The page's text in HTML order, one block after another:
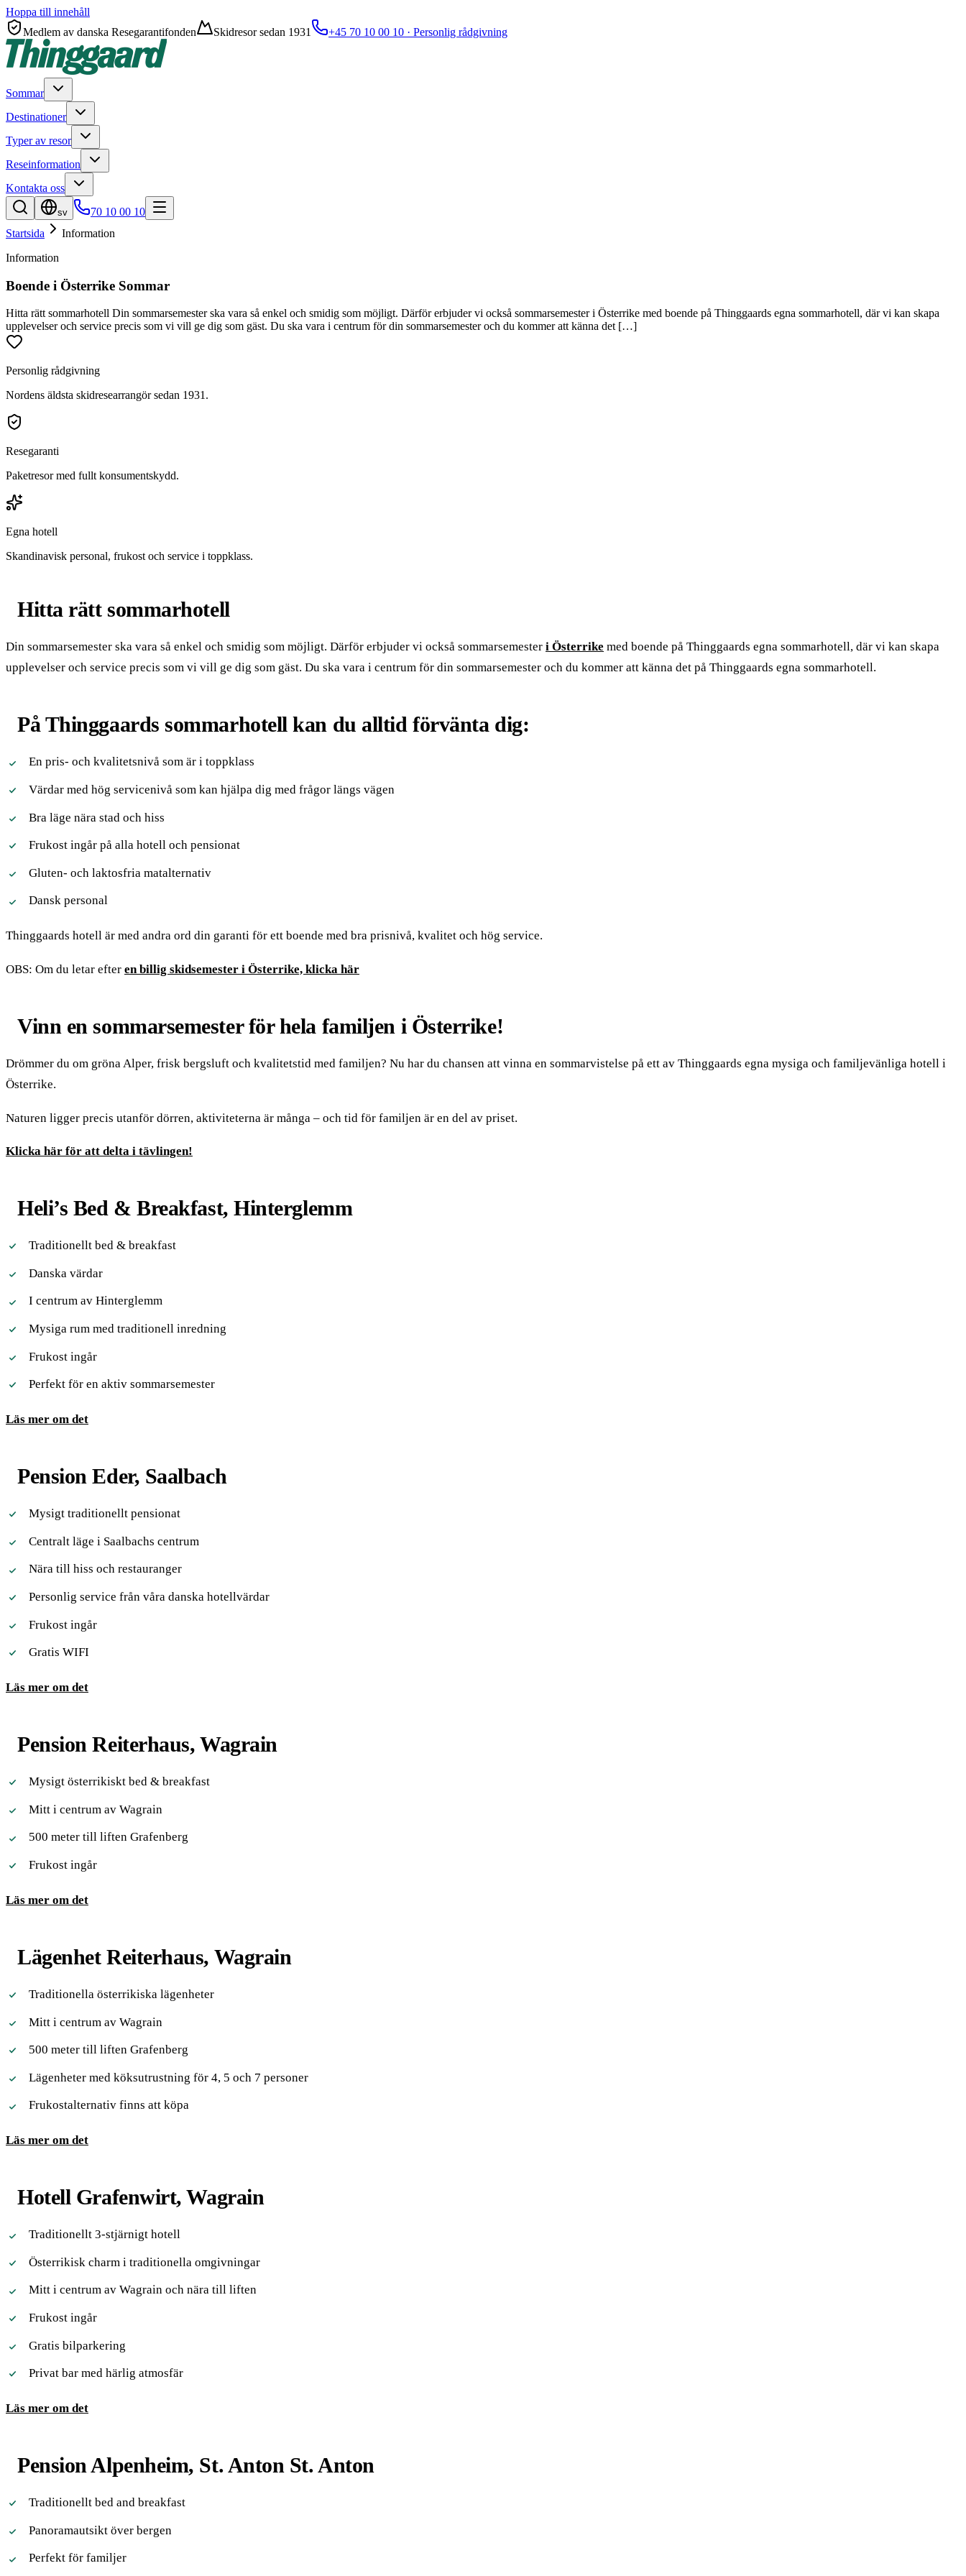
Hoppa till innehåll
Medlem av danska Resegarantifonden
Skidresor sedan 1931 +45 70 10 00 10 · Personlig rådgivning
Sommar
Destinationer
Typer av resor
Reseinformation
Kontakta oss
sv
70 10 00 10
Startsida
Information
Information
Boende i Österrike Sommar
Hitta rätt sommarhotell Din sommarsemester ska vara så enkel och smidig som möjligt. Därför erbjuder vi också sommarsemester i Österrike med boende på Thinggaards egna sommarhotell, där vi kan skapa
upplevelser och service precis som vi vill ge dig som gäst. Du ska vara i centrum för din sommarsemester och du kommer att känna det […]
Personlig rådgivning
Nordens äldsta skidresearrangör sedan 1931.
Resegaranti
Paketresor med fullt konsumentskydd.
Egna hotell
Skandinavisk personal, frukost och service i toppklass.
Hitta rätt sommarhotell
Din sommarsemester ska vara så enkel och smidig som möjligt. Därför erbjuder vi också sommarsemester i Österrike med boende på Thinggaards egna sommarhotell, där vi kan skapa
upplevelser och service precis som vi vill ge dig som gäst. Du ska vara i centrum för din sommarsemester och du kommer att känna det på Thinggaards egna sommarhotell.
På Thinggaards sommarhotell kan du alltid förvänta dig:
En pris- och kvalitetsnivå som är i toppklass
Värdar med hög servicenivå som kan hjälpa dig med frågor längs vägen
Bra läge nära stad och hiss
Frukost ingår på alla hotell och pensionat
Gluten- och laktosfria matalternativ
Dansk personal
Thinggaards hotell är med andra ord din garanti för ett boende med bra prisnivå, kvalitet och hög service.
OBS: Om du letar efter en billig skidsemester i Österrike, klicka här
Vinn en sommarsemester för hela familjen i Österrike!
Drömmer du om gröna Alper, frisk bergsluft och kvalitetstid med familjen? Nu har du chansen att vinna en sommarvistelse på ett av Thinggaards egna mysiga och familjevänliga hotell i
Österrike.
Naturen ligger precis utanför dörren, aktiviteterna är många – och tid för familjen är en del av priset.
Klicka här för att delta i tävlingen!
Heli’s Bed & Breakfast, Hinterglemm
Traditionellt bed & breakfast
Danska värdar
I centrum av Hinterglemm
Mysiga rum med traditionell inredning
Frukost ingår
Perfekt för en aktiv sommarsemester
Läs mer om det
Pension Eder, Saalbach
Mysigt traditionellt pensionat
Centralt läge i Saalbachs centrum
Nära till hiss och restauranger
Personlig service från våra danska hotellvärdar
Frukost ingår
Gratis WIFI
Läs mer om det
Pension Reiterhaus, Wagrain
Mysigt österrikiskt bed & breakfast
Mitt i centrum av Wagrain
500 meter till liften Grafenberg
Frukost ingår
Läs mer om det
Lägenhet Reiterhaus, Wagrain
Traditionella österrikiska lägenheter
Mitt i centrum av Wagrain
500 meter till liften Grafenberg
Lägenheter med köksutrustning för 4, 5 och 7 personer
Frukostalternativ finns att köpa
Läs mer om det
Hotell Grafenwirt, Wagrain
Traditionellt 3-stjärnigt hotell
Österrikisk charm i traditionella omgivningar
Mitt i centrum av Wagrain och nära till liften
Frukost ingår
Gratis bilparkering
Privat bar med härlig atmosfär
Läs mer om det
Pension Alpenheim, St. Anton St. Anton
Traditionellt bed and breakfast
Panoramautsikt över bergen
Perfekt för familjer